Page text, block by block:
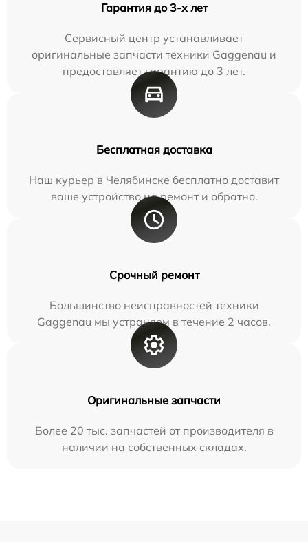
Гарантия до 3-х лет
Сервисный центр устанавливает
оригинальные запчасти техники Gaggenau и
предоставляет гарантию до 3 лет.
Бесплатная доставка
Наш курьер в Челябинске бесплатно доставит
ваше устройство на ремонт и обратно.
Срочный ремонт
Большинство неисправностей техники
Gaggenau мы устраняем в течение 2 часов.
Оригинальные запчасти
Более 20 тыс. запчастей от производителя в
наличии на собственных складах.